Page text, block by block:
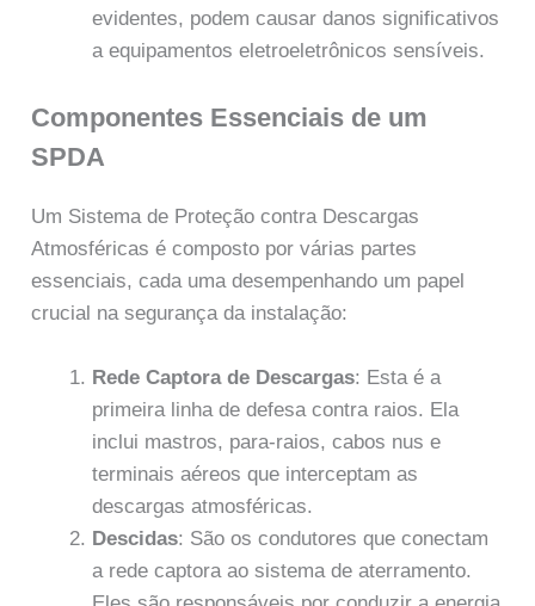
evidentes, podem causar danos significativos
a equipamentos eletroeletrônicos sensíveis.
Componentes Essenciais de um
SPDA
Um Sistema de Proteção contra Descargas
Atmosféricas é composto por várias partes
essenciais, cada uma desempenhando um papel
crucial na segurança da instalação:
Rede Captora de Descargas: Esta é a
primeira linha de defesa contra raios. Ela
inclui mastros, para-raios, cabos nus e
terminais aéreos que interceptam as
descargas atmosféricas.
Descidas: São os condutores que conectam
a rede captora ao sistema de aterramento.